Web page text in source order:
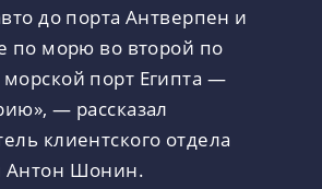
до порта Антверпен и
по морю во второй по
порт Египта —
— рассказал
клиентского отдела
Антон Шонин.